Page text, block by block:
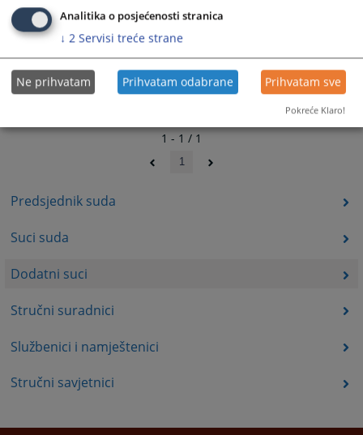
Predsjednik suda
Suci suda
Dodatni suci
Stručni suradnici
Službenici i namještenici
Stručni savjetnici
1 - 1 / 1
1
Analitika o posjećenosti stranica
↓ 2 Servisi treće strane
Ne prihvatam Prihvatam odabrane Prihvatam sve
Pokreće Klaro!